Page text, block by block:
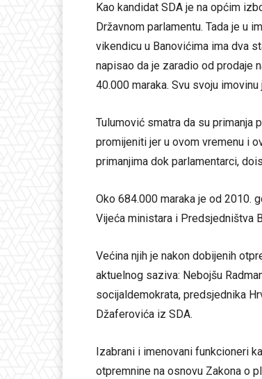
Kao kandidat SDA je na općim
Državnom parlamentu. Tada je u
vikendicu u Banovićima ima dva
napisao da je zaradio od prodaje
40.000 maraka. Svu svoju
Tulumović smatra da su primanja
promijeniti jer u ovom vremenu i
primanjima dok parlamentarci,
Oko 684.000 maraka je od 2010.
Vijeća ministara i Predsjedništva
Većina njih je nakon dobijenih
aktuelnog saziva: Nebojšu
socijaldemokrata, predsjednika
Džaferovića iz SDA.
Izabrani i imenovani funkcioneri
otpremnine na osnovu Zakona o